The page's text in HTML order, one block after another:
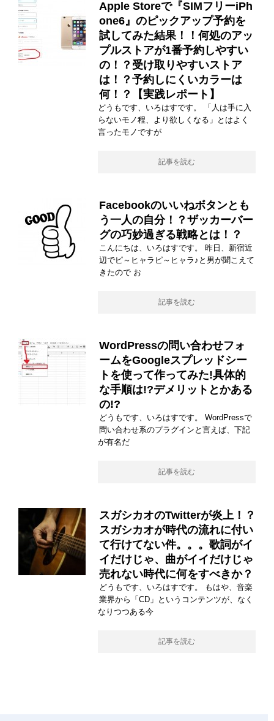
Apple Storeで『SIMフリーiPh
one6』のピックアップ予約を
試してみた結果！！何処のアッ
プルストアが1番予約しやすい
の！？受け取りやすいストア
は！？予約しにくいカラーは
何！？【実践レポート】
どうもです、いろはすです。 「人は手に入
らないモノ程、より欲しくなる」とはよく
言ったモノですが
記事を読む
Facebookのいいねボタンとも
う一人の自分！？ザッカーバー
グの巧妙過ぎる戦略とは！？
こんにちは、いろはすです。 昨日、新宿近
辺でピ～ヒャラピ～ヒャラ♪と男が聞こえて
きたので お
記事を読む
WordPressの問い合わせフォ
ームをGoogleスプレッドシー
トを使って作ってみた!具体的
な手順は!?デメリットとかある
の!?
どうもです、いろはすです。 WordPressで
問い合わせ系のプラグインと言えば、下記
が有名だ
記事を読む
スガシカオのTwitterが炎上！？
スガシカオが時代の流れに付い
て行けてない件。。。歌詞がイ
イだけじゃ、曲がイイだけじゃ
売れない時代に何をすべきか？
どうもです、いろはすです。 もはや、音楽
業界から「CD」というコンテンツが、なく
なりつつある今
記事を読む